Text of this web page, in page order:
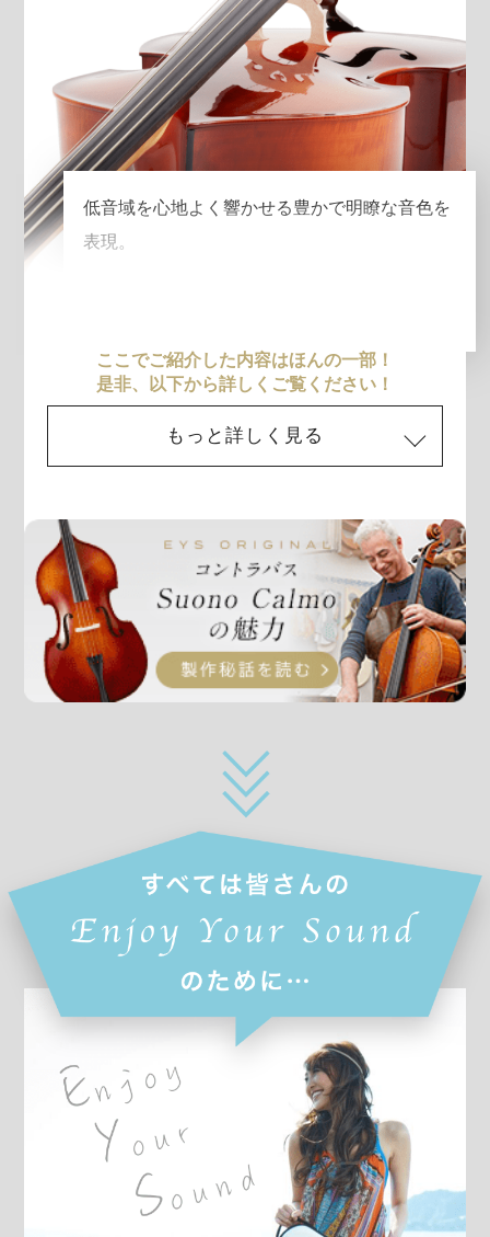
低音域を心地よく響かせる豊かで明瞭な音色を
表現。
ここでご紹介した内容はほんの一部！
是非、以下から詳しくご覧ください！
もっと詳しく見る